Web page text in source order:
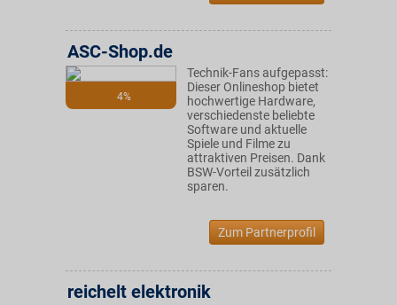
4%
ASC-Shop.de
Technik-Fans aufgepasst:
Dieser Onlineshop bietet
hochwertige Hardware,
verschiedenste beliebte
Software und aktuelle
Spiele und Filme zu
attraktiven Preisen. Dank
BSW-Vorteil zusätzlich
sparen.
Zum Partnerprofil
reichelt elektronik